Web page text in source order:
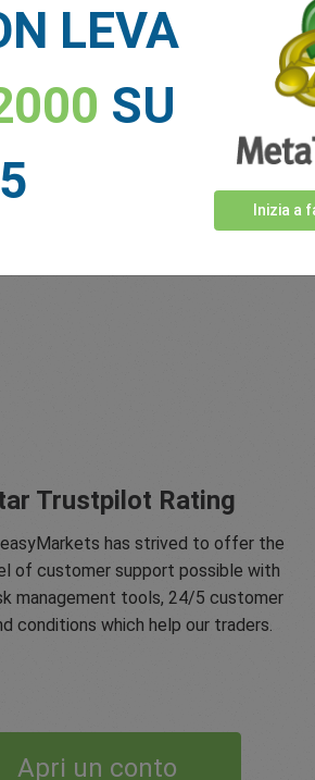
Trustpilot Rating
has strived to offer the
of customer support possible with
management tools, 24/5 customer
conditions which help our traders.
Apri un conto
LEVA
SU
Inizia a